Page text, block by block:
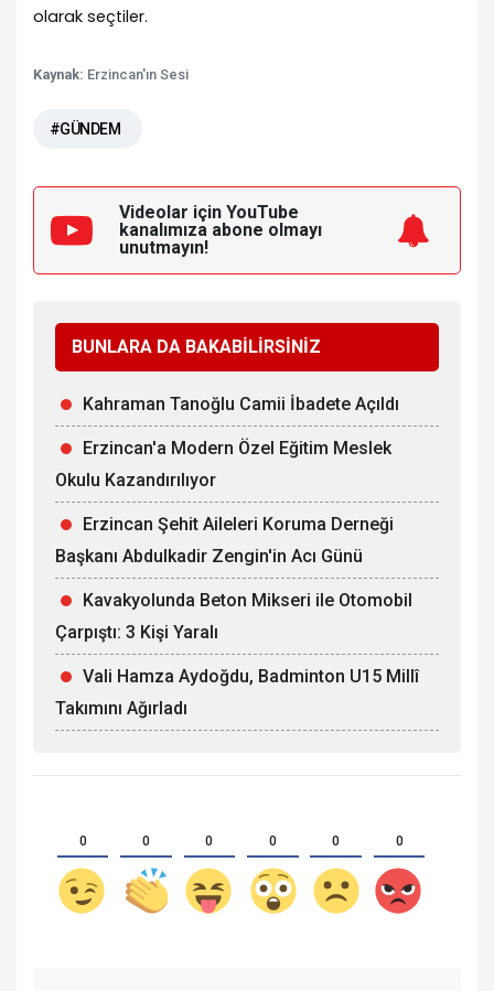
olarak seçtiler.
Kaynak: Erzincan'ın Sesi
#GÜNDEM
Videolar için YouTube
kanalımıza abone olmayı
unutmayın!
BUNLARA DA BAKABİLİRSİNİZ
Kahraman Tanoğlu Camii İbadete Açıldı
Erzincan'a Modern Özel Eğitim Meslek
Okulu Kazandırılıyor
Erzincan Şehit Aileleri Koruma Derneği
Başkanı Abdulkadir Zengin'in Acı Günü
Kavakyolunda Beton Mikseri ile Otomobil
Çarpıştı: 3 Kişi Yaralı
Vali Hamza Aydoğdu, Badminton U15 Millî
Takımını Ağırladı
0 0 0 0 0 0